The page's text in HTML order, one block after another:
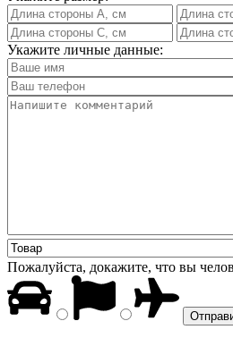
Укажите личные данные:
Пожалуйста, докажите, что вы